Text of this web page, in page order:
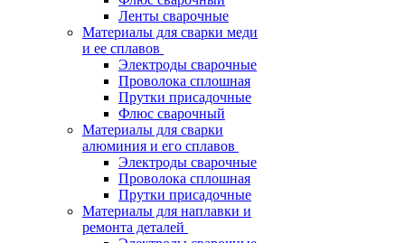
Ленты сварочные
Материалы для сварки меди
и ее сплавов
Электроды сварочные
Проволока сплошная
Прутки присадочные
Флюс сварочный
Материалы для сварки
алюминия и его сплавов
Электроды сварочные
Проволока сплошная
Прутки присадочные
Материалы для наплавки и
ремонта деталей